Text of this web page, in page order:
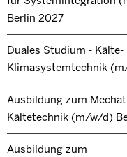
Berlin 2027
Duales Studium - Kälte-
Klimasystemtechnik
Ausbildung zum
Kältetechnik (m/w/d)
Ausbildung zum